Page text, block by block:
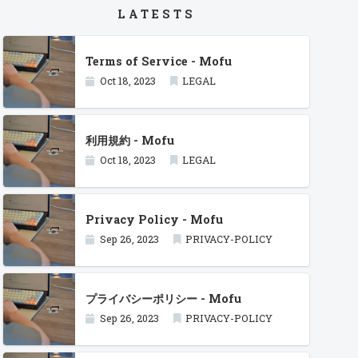
LATESTS
Terms of Service - Mofu
Oct 18, 2023 LEGAL
利用規約 - Mofu
Oct 18, 2023 LEGAL
Privacy Policy - Mofu
Sep 26, 2023 PRIVACY-POLICY
プライバシーポリシー - Mofu
Sep 26, 2023 PRIVACY-POLICY